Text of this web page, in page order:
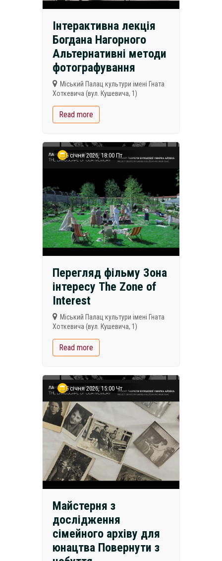
Інтерактивна лекція
Богдана Нагорного
Альтернативні методи
фотографування
Міський Палац культури імені Гната
Хоткевича (вул. Кушевича, 1)
Read more
16 січня 2026, 18:00 Пт
Перегляд фільму Зона
інтересу The Zone of
Interest
Міський Палац культури імені Гната
Хоткевича (вул. Кушевича, 1)
Read more
15 січня 2026, 15:00 Чт
Майстерня з
дослідження
сімейного архіву для
юнацтва Повернути з